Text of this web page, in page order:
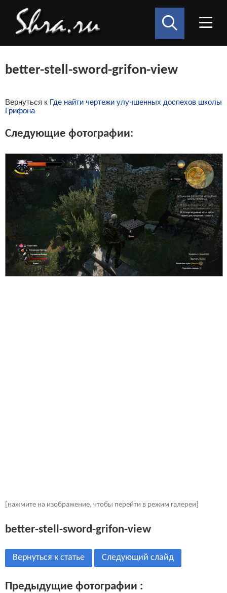
better-stell-sword-grifon-view
Вернуться к Где найти чертежи улучшенных доспехов школы
Грифона
Следующие фотографии:
[нажмите на изображение, чтобы перейти в режим галереи]
better-stell-sword-grifon-view
Вернуться к статье Следующий слайд
Предыдущие фотографии :